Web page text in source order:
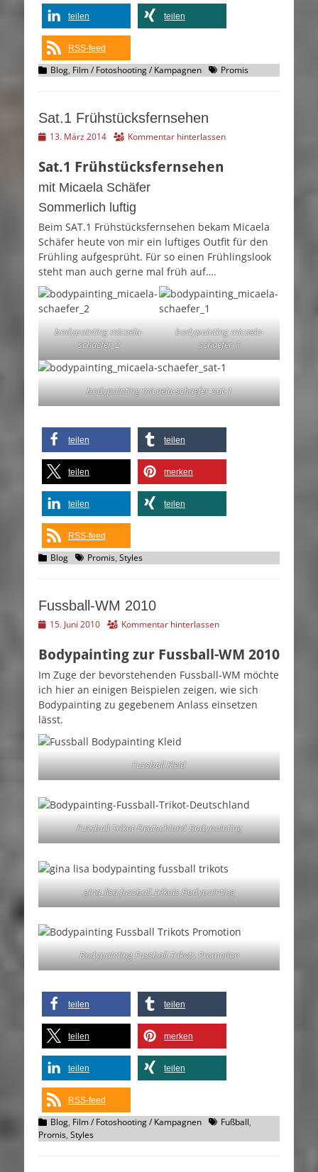
teilen teilen
RSS-feed
Kategorien
Blog, Film / Fotoshooting / Kampagnen Schlagworte
Promis
Sat.1 Frühstücksfernsehen
Veröffentlicht
13. März 2014 Kommentar hinterlassen
Sat.1 Frühstücksfernsehen
mit Micaela Schäfer
Sommerlich luftig
Beim SAT.1 Frühstücksfernsehen bekam Micaela
Schäfer heute von mir ein luftiges Outfit für den
Frühling aufgesprüht. Für so einen Frühlingslook
steht man auch gerne mal früh auf….
bodypainting micaela-
schaefer_2
bodypainting micaela-
schaefer_1
bodypainting micaela-schaefer_sat-1
teilen teilen
teilen merken
teilen teilen
RSS-feed
Kategorien
Blog Schlagworte
Promis, Styles
Fussball-WM 2010
Veröffentlicht
15. Juni 2010 Kommentar hinterlassen
Bodypainting zur Fussball-WM 2010
Im Zuge der bevorstehenden Fussball-WM möchte
ich hier an einigen Beispielen zeigen, wie sich
Bodypainting zu gegebenem Anlass einsetzen
lässt.
Fussball Kleid
Fussball-Trikot-Deutschland Bodypainting
gina_lisa fussball_trikots Bodypainting
Bodypainting Fussball Trikots Promotion
teilen teilen
teilen merken
teilen teilen
RSS-feed
Kategorien
Blog, Film / Fotoshooting / Kampagnen Schlagworte
Fußball,
Promis, Styles